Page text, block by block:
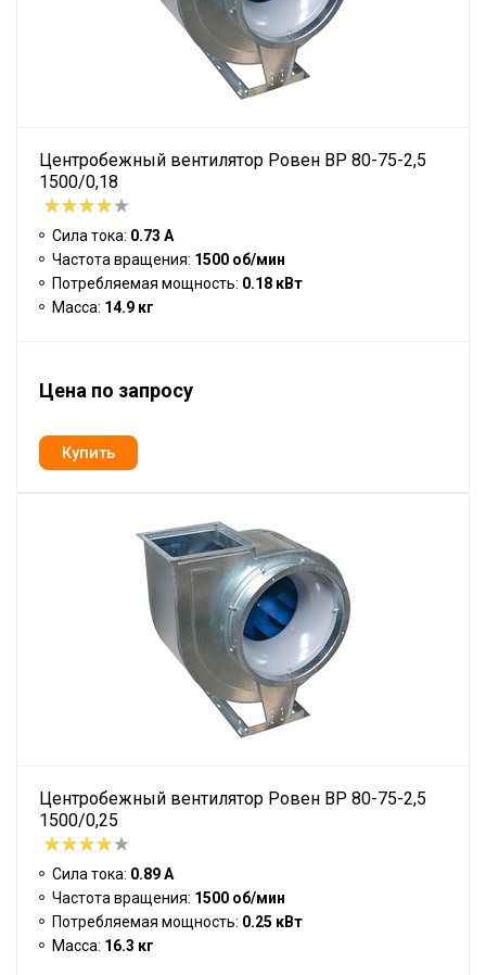
Центробежный вентилятор Ровен BP 80-75-2,5
1500/0,18
Сила тока: 0.73 А
Частота вращения: 1500 об/мин
Потребляемая мощность: 0.18 кВт
Масса: 14.9 кг
Цена по запросу
Центробежный вентилятор Ровен BP 80-75-2,5
1500/0,25
Сила тока: 0.89 А
Частота вращения: 1500 об/мин
Потребляемая мощность: 0.25 кВт
Масса: 16.3 кг